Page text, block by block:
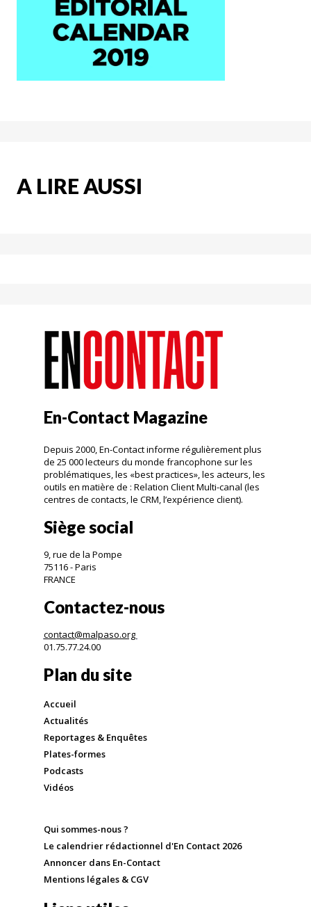
A LIRE AUSSI
En-Contact Magazine
Depuis 2000, En-Contact informe régulièrement plus
de 25 000 lecteurs du monde francophone sur les
problématiques, les «best practices», les acteurs, les
outils en matière de : Relation Client Multi-canal (les
centres de contacts, le CRM, l’expérience client).
Siège social
9, rue de la Pompe
75116 - Paris
FRANCE
Contactez-nous
contact@malpaso.org
01.75.77.24.00
Plan du site
Accueil
Actualités
Reportages & Enquêtes
Plates-formes
Podcasts
Vidéos
Qui sommes-nous ?
Le calendrier rédactionnel d'En Contact 2026
Annoncer dans En-Contact
Mentions légales & CGV